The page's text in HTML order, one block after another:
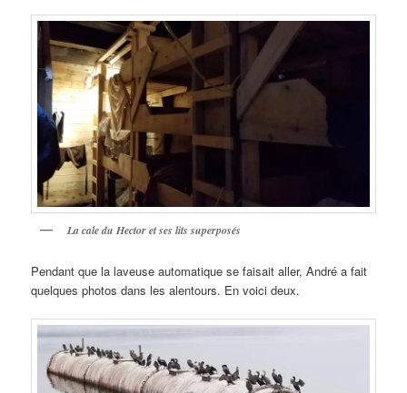
La cale du Hector et ses lits superposés
Pendant que la laveuse automatique se faisait aller, André a fait
quelques photos dans les alentours. En voici deux.